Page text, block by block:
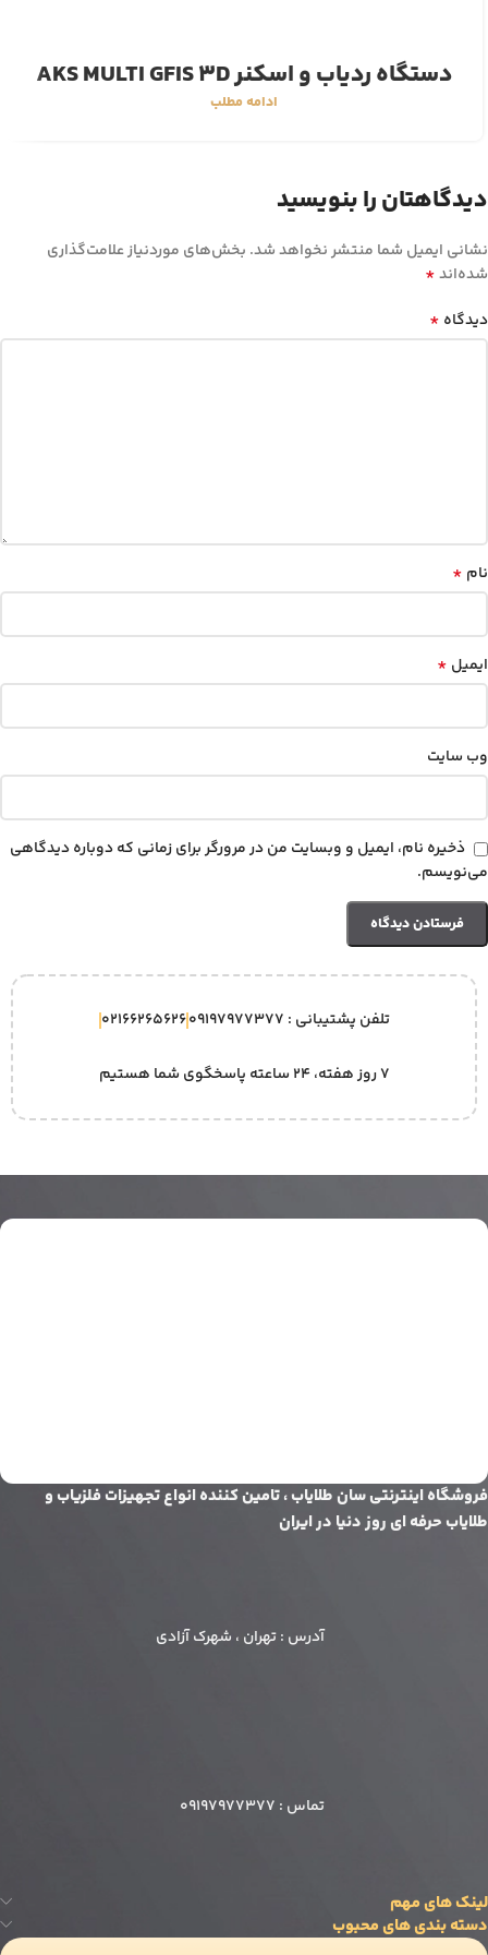
دستگاه ردیاب و اسکنر AKS MULTI GFIS 3D
ادامه مطلب
دیدگاهتان را بنویسید
نشانی ایمیل شما منتشر نخواهد شد. بخش‌های موردنیاز علامت‌گذاری
شده‌اند*
دیدگاه *
نام *
ایمیل *
وب‌ سایت
ذخیره نام، ایمیل و وبسایت من در مرورگر برای زمانی که دوباره دیدگاهی
می‌نویسم.
تلفن پشتیبانی : 09197977377 02166265626
۷ روز هفته، ۲۴ ساعته پاسخگوی شما هستیم
فروشگاه اینترنتی سان طلایاب ، تامین کننده انواع تجهیزات فلزیاب و
طلایاب حرفه ای روز دنیا در ایران
آدرس : تهران ، شهرک آزادی
تماس : 09197977377
لینک های مهم
دسته بندی های محبوب
واتس‌اپ
ارسال پیام